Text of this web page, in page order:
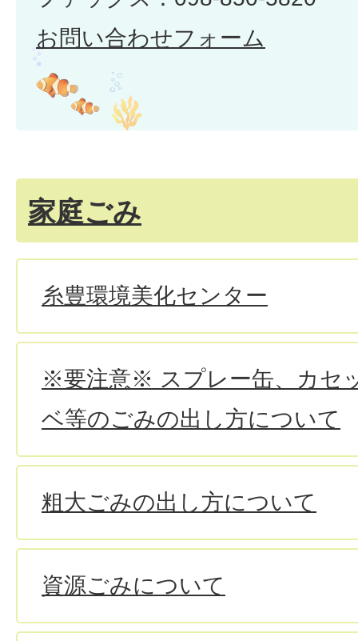
お問い合わせフォーム
家庭ごみ
糸豊環境美化センター
※要注意※ スプレー缶、カセ
ベ等のごみの出し方について
粗大ごみの出し方について
資源ごみについて